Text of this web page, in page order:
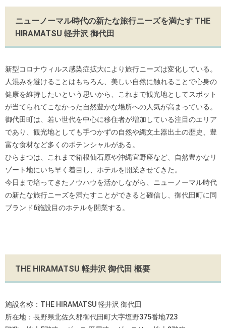
ニューノーマル時代の新たな旅行ニーズを満たす THE
HIRAMATSU 軽井沢 御代田
新型コロナウィルス感染症拡大により旅行ニーズは変化している。
人混みを避けることはもちろん、美しい自然に触れることで心身の
健康を維持したいという思いから、これまで観光地としてスポット
が当てられてこなかった自然豊かな場所への人気が高まっている。
御代田町は、若い世代を中心に移住者が増加している注目のエリア
であり、観光地としても手つかずの自然や縄文土器出土の歴史、豊
富な食材など多くのポテンシャルがある。
ひらまつは、これまで箱根仙石原や沖縄宜野座など、自然豊かなリ
ゾート地にいち早く着目し、ホテルを開業させてきた。
今日まで培ってきたノウハウを活かしながら、ニューノーマル時代
の新たな旅行ニーズを満たすことができると確信し、御代田町に同
ブランド6施設目のホテルを開業する。
THE HIRAMATSU 軽井沢 御代田 概要
施設名称：THE HIRAMATSU 軽井沢 御代田
所在地：長野県北佐久郡御代田町大字塩野375番地723